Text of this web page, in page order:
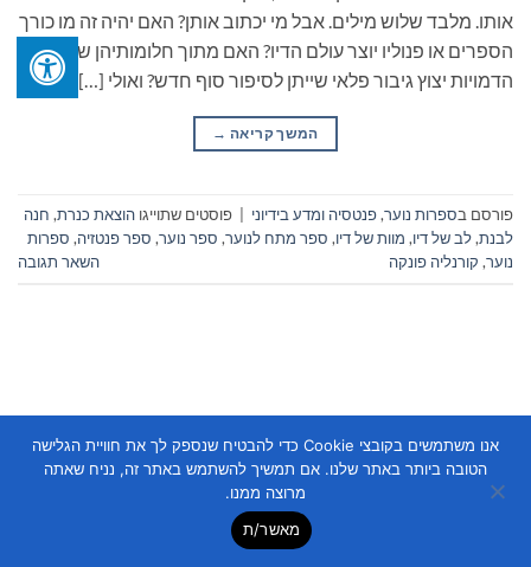
אותו. מלבד שלוש מילים. אבל מי יכתוב אותן? האם יהיה זה מו כורך
הספרים או פנוליו יוצר עולם הדיו? האם מתוך חלומותיהן של
הדמויות יצוץ גיבור פלאי שייתן לסיפור סוף חדש? ואולי […]
המשך קריאה →
פורסם בספרות נוער,פנטסיה ומדע בידיוני פוסטים שתוייגו הוצאת כנרת, חנה
לבנת,לב של דיו, מוות של דיו, ספר מתח לנוער, ספר נוער, ספר פנטזיה, ספרות
נוער, קורנליה פונקה השאר תגובה
Copyright 2026 © Flatsome Themeאנו משתמשים בקובצי Cookie כדי להבטיח שנספק לך את חוויית הגלישה
הטובה ביותר באתר שלנו. אם תמשיך להשתמש באתר זה, נניח שאתה
מרוצה ממנו.
מאשר/ת